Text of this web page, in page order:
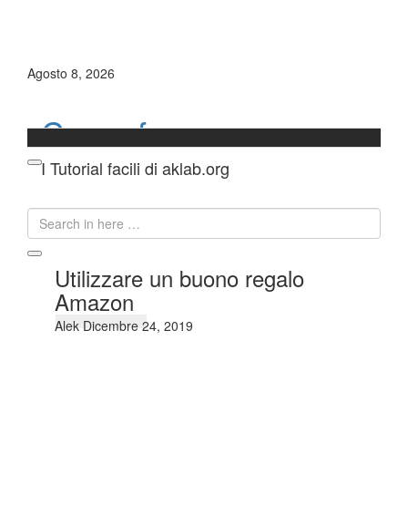
Agosto 8, 2026
Come fare a:
I Tutorial facili di aklab.org
Skip
to
Search
for:
SearchUtilizzare un buono regalo
Amazon
Alek Dicembre 24, 2019